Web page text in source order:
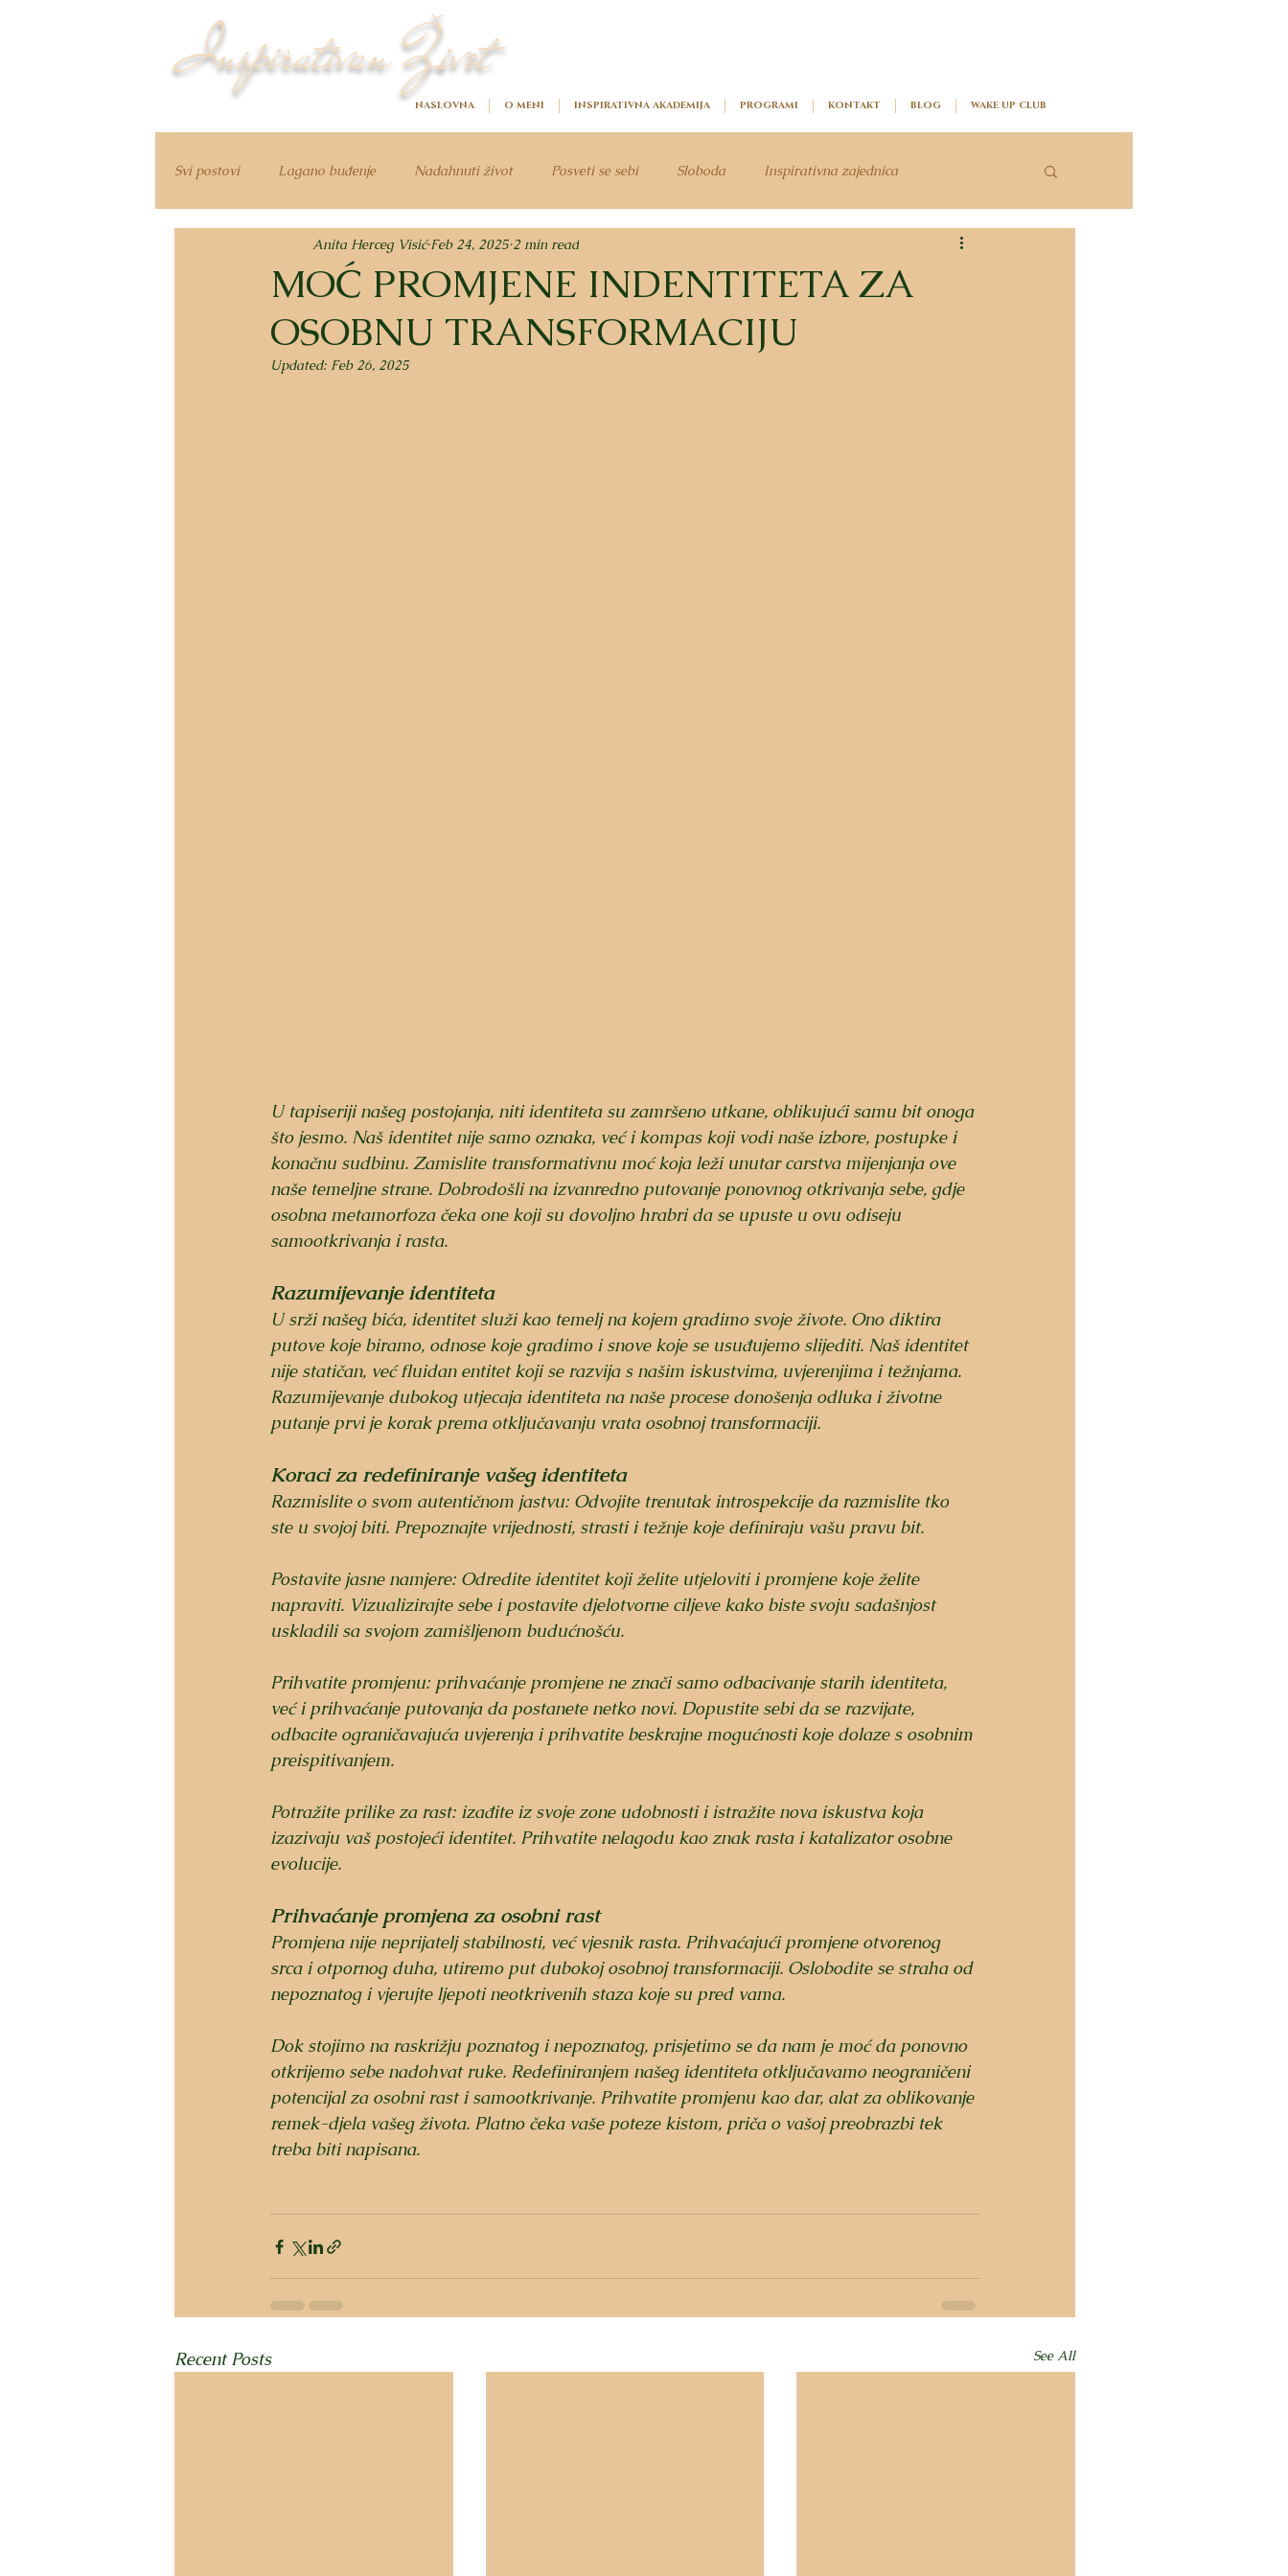
Inspirativan Život
NASLOVNA O MENI INSPIRATIVNA AKADEMIJA PROGRAMI KONTAKT BLOG WAKE UP CLUB
Svi postovi Lagano buđenje Nadahnuti život Posveti se sebi Sloboda Inspirativna zajednica
MOĆ PROMJENE INDENTITETA ZA
OSOBNU TRANSFORMACIJU
Anita Herceg Visić Feb 24, 2025 2 min read
Updated: Feb 26, 2025
U tapiseriji našeg postojanja, niti identiteta su zamršeno utkane, oblikujući samu bit onoga
što jesmo. Naš identitet nije samo oznaka, već i kompas koji vodi naše izbore, postupke i
konačnu sudbinu. Zamislite transformativnu moć koja leži unutar carstva mijenjanja ove
naše temeljne strane. Dobrodošli na izvanredno putovanje ponovnog otkrivanja sebe, gdje
osobna metamorfoza čeka one koji su dovoljno hrabri da se upuste u ovu odiseju
samootkrivanja i rasta.
Razumijevanje identiteta
U srži našeg bića, identitet služi kao temelj na kojem gradimo svoje živote. Ono diktira
putove koje biramo, odnose koje gradimo i snove koje se usuđujemo slijediti. Naš identitet
nije statičan, već fluidan entitet koji se razvija s našim iskustvima, uvjerenjima i težnjama.
Razumijevanje dubokog utjecaja identiteta na naše procese donošenja odluka i životne
putanje prvi je korak prema otključavanju vrata osobnoj transformaciji.
Koraci za redefiniranje vašeg identiteta
Razmislite o svom autentičnom jastvu: Odvojite trenutak introspekcije da razmislite tko
ste u svojoj biti. Prepoznajte vrijednosti, strasti i težnje koje definiraju vašu pravu bit.
Postavite jasne namjere: Odredite identitet koji želite utjeloviti i promjene koje želite
napraviti. Vizualizirajte sebe i postavite djelotvorne ciljeve kako biste svoju sadašnjost
uskladili sa svojom zamišljenom budućnošću.
Prihvatite promjenu: prihvaćanje promjene ne znači samo odbacivanje starih identiteta,
već i prihvaćanje putovanja da postanete netko novi. Dopustite sebi da se razvijate,
odbacite ograničavajuća uvjerenja i prihvatite beskrajne mogućnosti koje dolaze s osobnim
preispitivanjem.
Potražite prilike za rast: izađite iz svoje zone udobnosti i istražite nova iskustva koja
izazivaju vaš postojeći identitet. Prihvatite nelagodu kao znak rasta i katalizator osobne
evolucije.
Prihvaćanje promjena za osobni rast
Promjena nije neprijatelj stabilnosti, već vjesnik rasta. Prihvaćajući promjene otvorenog
srca i otpornog duha, utiremo put dubokoj osobnoj transformaciji. Oslobodite se straha od
nepoznatog i vjerujte ljepoti neotkrivenih staza koje su pred vama.
Dok stojimo na raskrižju poznatog i nepoznatog, prisjetimo se da nam je moć da ponovno
otkrijemo sebe nadohvat ruke. Redefiniranjem našeg identiteta otključavamo neograničeni
potencijal za osobni rast i samootkrivanje. Prihvatite promjenu kao dar, alat za oblikovanje
remek-djela vašeg života. Platno čeka vaše poteze kistom, priča o vašoj preobrazbi tek
treba biti napisana.
Recent Posts See All